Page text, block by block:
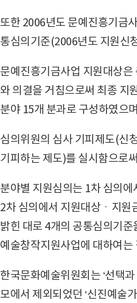
또한 2006년도 문예진흥기금
통심의기준(2006년도 지원신
문예진흥기금사업 지원대상은
와 의결을 거침으로써 최종 지
분야 15개 분과로 구성하였으
심의위원의 심사 기피제도(신
기피하는 제도)를 실시함으로
분야별 지원심의는 1차 심의
2차 심의에서 지원대상ㆍ지원
밝힌 대로 4개의 공통심의기준
예술창작지원사업에 대하여
한국문화예술위원회는 ‘선택
모에서 제외되었던 ‘신진예술